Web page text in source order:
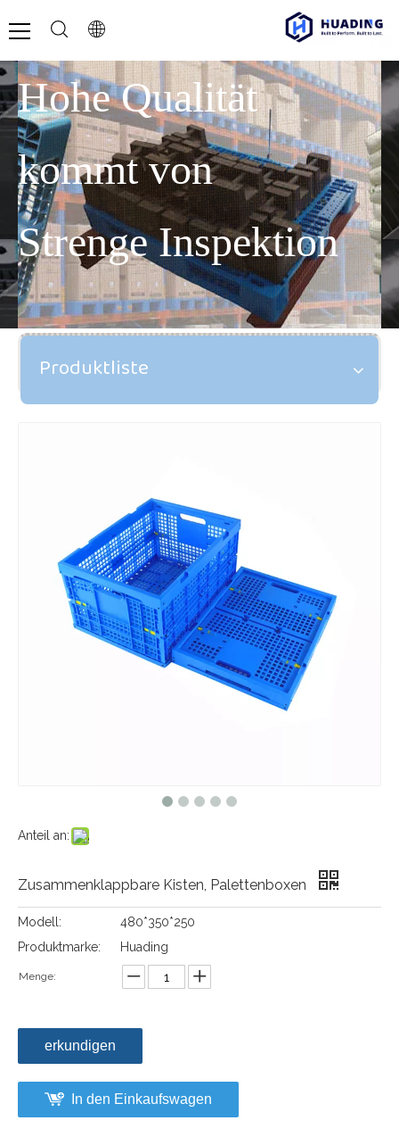
Hohe Qualität
kommt von
Strenge Inspektion
Produktliste
Anteil an:
Zusammenklappbare Kisten, Palettenboxen
Modell:
480*350*250
Produktmarke:
Huading
Menge:
erkundigen
In den Einkaufswagen